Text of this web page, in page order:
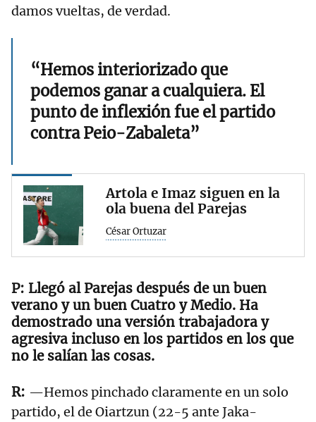
damos vueltas, de verdad.
“Hemos interiorizado que
podemos ganar a cualquiera. El
punto de inflexión fue el partido
contra Peio-Zabaleta”
Artola e Imaz siguen en la
ola buena del Parejas
César Ortuzar
Llegó al Parejas después de un buen
verano y un buen Cuatro y Medio. Ha
demostrado una versión trabajadora y
agresiva incluso en los partidos en los que
no le salían las cosas.
—Hemos pinchado claramente en un solo
partido, el de Oiartzun (22-5 ante Jaka-